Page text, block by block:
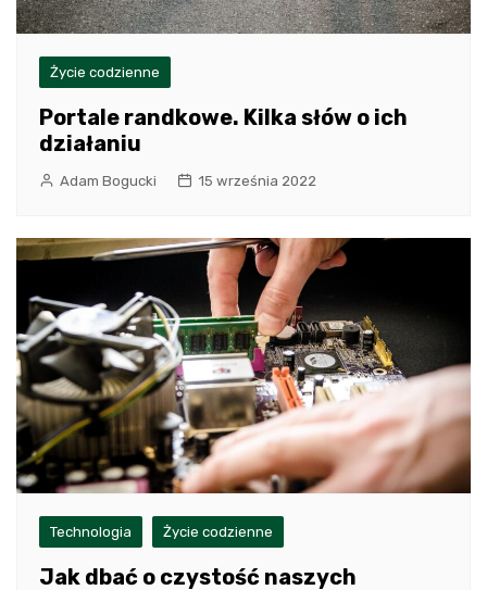
Życie codzienne
Portale randkowe. Kilka słów o ich
działaniu
Adam Bogucki 15 września 2022
Technologia Życie codzienne
Jak dbać o czystość naszych